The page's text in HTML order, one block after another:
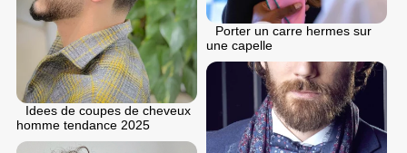
Porter un carre hermes sur
une capelle
Idees de coupes de cheveux
homme tendance 2025